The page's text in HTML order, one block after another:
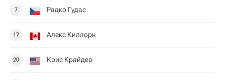
7 Радко Гудас
17 Алекс Киллорн
20 Крис Крайдер